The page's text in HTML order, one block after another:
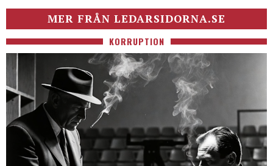
MER FRÅN LEDARSIDORNA.SE
KORRUPTION